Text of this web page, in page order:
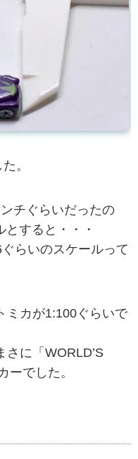
。
チぐらいだったの
すると・・・
らいのスケールって
ミカが1:100ぐらいで
さに「WORLD’S
ーでした。